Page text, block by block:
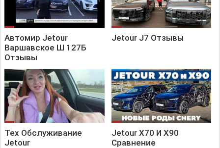
Автомир Jetour
Варшавское Ш 127Б
Отзывы
Jetour J7 Отзывы
Тех Обслуживание
Jetour
Jetour X70 И X90
Сравнение